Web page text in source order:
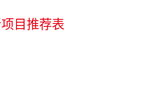
目推荐表